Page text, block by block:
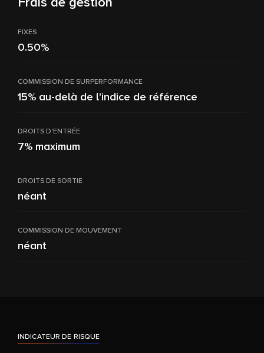
FIXES
0.50%
COMMISSION DE SURPERFORMANCE
15% au-delà de l'indice de référence
DROITS D'ENTRÉE
7% maximum
DROITS DE SORTIE
néant
COMMISSION DE MOUVEMENT
néant
INDICATEUR DE RISQUE